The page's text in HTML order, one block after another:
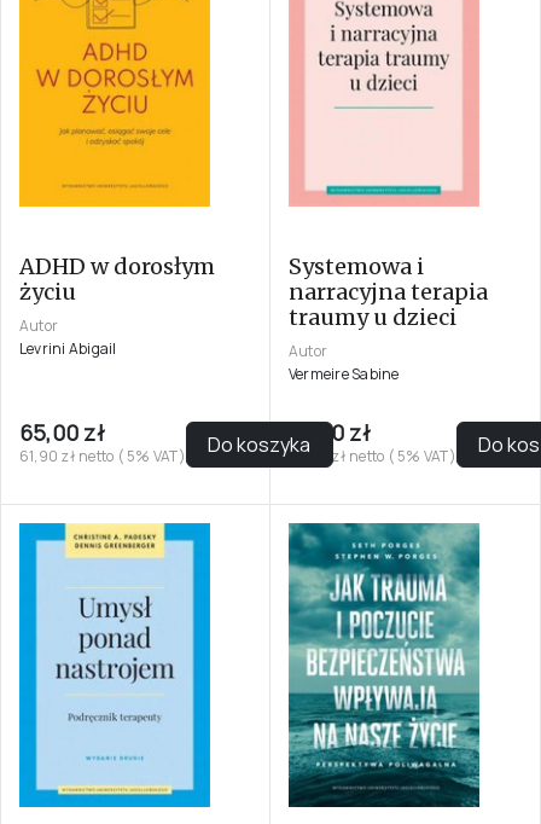
ADHD w dorosłym
życiu
Autor
Levrini Abigail
65,00 zł
61,90 zł netto ( 5% VAT) Do koszyka
Systemowa i
narracyjna terapia
traumy u dzieci
Autor
Vermeire Sabine
72,00 zł
68,57 zł netto ( 5% VAT) Do